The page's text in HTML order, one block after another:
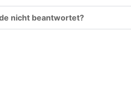
nicht beantwortet?